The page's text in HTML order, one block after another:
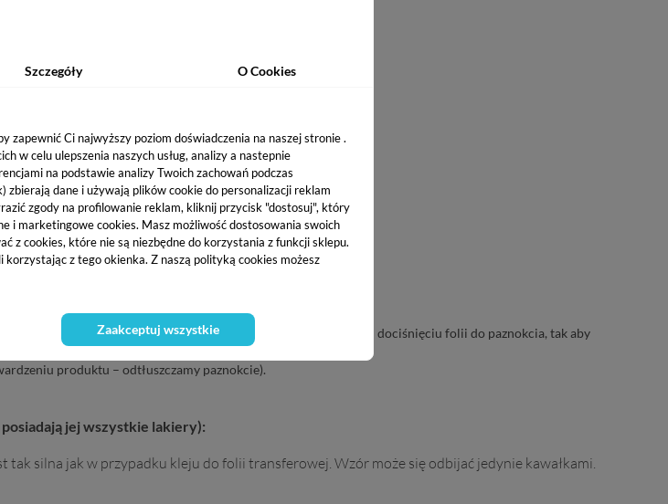
Szczegóły O Cookies
zapewnić Ci najwyższy poziom doświadczenia na naszej stronie .
w celu ulepszenia naszych usług, analizy a nastepnie
na podstawie analizy Twoich zachowań podczas
zbierają dane i używają plików cookie do personalizacji reklam
zgody na profilowanie reklam, kliknij przycisk "dostosuj", który
i marketingowe cookies. Masz możliwość dostosowania swoich
z cookies, które nie są niezbędne do korzystania z funkcji sklepu.
z tego okienka. Z naszą polityką cookies możesz
Zaakceptuj wszystkie
transferowej:
możemy powtórzyć dla wzmocnienia koloru.
dyspersji);
zaaplikowanego wcześniej kleju, pamiętając o delikatnym dociśnięciu folii do paznokcia, tak aby
produktu – odtłuszczamy paznokcie).
jej wszystkie lakiery):
silna jak w przypadku kleju do folii transferowej. Wzór może się odbijać jedynie kawałkami.